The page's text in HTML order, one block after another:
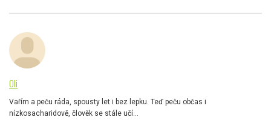
Oli
Vařím a peču ráda, spousty let i bez lepku. Teď peču občas i
nízkosacharidově, člověk se stále učí...